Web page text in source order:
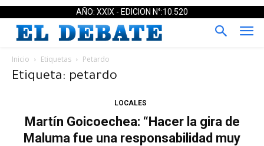
AÑO: XXIX - EDICION N°:10.520
Inicio Etiquetas Petardo
Etiqueta: petardo
LOCALES
Martín Goicoechea: “Hacer la gira de
Maluma fue una responsabilidad muy